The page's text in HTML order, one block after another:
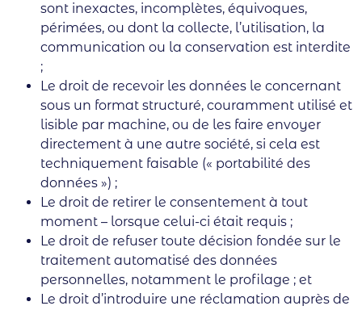
sont inexactes, incomplètes, équivoques,
périmées, ou dont la collecte, l’utilisation, la
communication ou la conservation est interdite
;
Le droit de recevoir les données le concernant
sous un format structuré, couramment utilisé et
lisible par machine, ou de les faire envoyer
directement à une autre société, si cela est
techniquement faisable (« portabilité des
données ») ;
Le droit de retirer le consentement à tout
moment – lorsque celui-ci était requis ;
Le droit de refuser toute décision fondée sur le
traitement automatisé des données
personnelles, notamment le profilage ; et
Le droit d’introduire une réclamation auprès de